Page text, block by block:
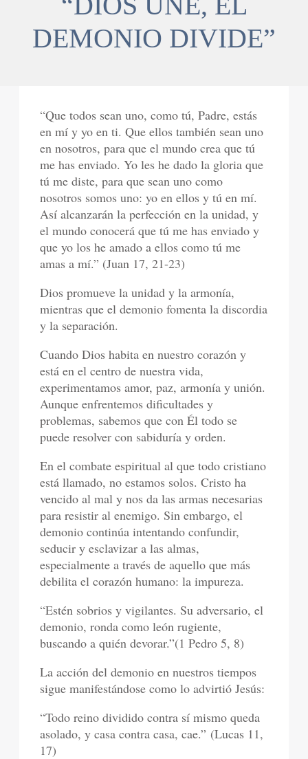
DEMONIO DIVIDE”
“Que todos sean uno, como tú, Padre, estás
en mí y yo en ti. Que ellos también sean uno
en nosotros, para que el mundo crea que tú
me has enviado. Yo les he dado la gloria que
tú me diste, para que sean uno como
nosotros somos uno: yo en ellos y tú en mí.
Así alcanzarán la perfección en la unidad, y
el mundo conocerá que tú me has enviado y
que yo los he amado a ellos como tú me
amas a mí.” (Juan 17, 21-23)
Dios promueve la unidad y la armonía,
mientras que el demonio fomenta la discordia
y la separación.
Cuando Dios habita en nuestro corazón y
está en el centro de nuestra vida,
experimentamos amor, paz, armonía y unión.
Aunque enfrentemos dificultades y
problemas, sabemos que con Él todo se
puede resolver con sabiduría y orden.
En el combate espiritual al que todo cristiano
está llamado, no estamos solos. Cristo ha
vencido al mal y nos da las armas necesarias
para resistir al enemigo. Sin embargo, el
demonio continúa intentando confundir,
seducir y esclavizar a las almas,
especialmente a través de aquello que más
debilita el corazón humano: la impureza.
“Estén sobrios y vigilantes. Su adversario, el
demonio, ronda como león rugiente,
buscando a quién devorar.”(1 Pedro 5, 8)
La acción del demonio en nuestros tiempos
sigue manifestándose como lo advirtió Jesús:
“Todo reino dividido contra sí mismo queda
asolado, y casa contra casa, cae.” (Lucas 11,
17)